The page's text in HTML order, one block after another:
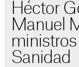
Héctor
Manuel
Sanidad